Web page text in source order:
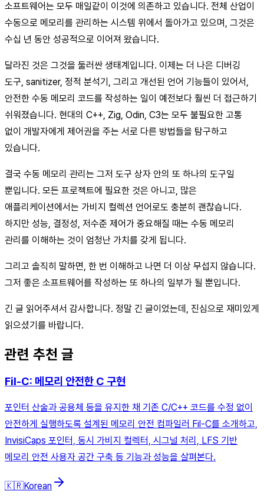
소프트웨어는 모두 매일같이 이것에 의존하고 있습니다. 전체 산업이
수동으로 메모리를 관리하는 시스템 위에서 돌아가고 있으며, 그것은
수십 년 동안 성공적으로 이어져 왔습니다.
달라진 것은 그것을 둘러싼 생태계입니다. 이제는 더 나은 디버깅
도구, sanitizer, 정적 분석기, 그리고 개선된 언어 기능들이 있어서,
안전한 수동 메모리 코드를 작성하는 일이 예전보다 훨씬 더 접근하기
쉬워졌습니다. 현대의 C++, Zig, Odin, C3는 모두 불필요한 고통
없이 개발자에게 제어권을 주는 서로 다른 방법들을 탐구하고
있습니다.
결국 수동 메모리 관리는 그저 도구 상자 안의 또 하나의 도구일
뿐입니다. 모든 프로젝트에 필요한 것은 아니고, 많은
애플리케이션에서는 가비지 컬렉션 언어로도 충분히 괜찮습니다.
하지만 성능, 결정성, 저수준 제어가 중요해질 때는 수동 메모리
관리를 이해하는 것이 엄청난 가치를 갖게 됩니다.
그리고 솔직히 말하면, 한 번 이해하고 나면 더 이상 무섭지 않습니다.
그저 좋은 소프트웨어를 작성하는 또 하나의 일부가 될 뿐입니다.
긴 글 읽어주셔서 감사합니다. 정말 긴 글이었는데, 진심으로 재미있게
읽으셨기를 바랍니다.
관련 추천 글
Fil-C: 메모리 안전한 C 구현
포인터 산술과 공용체 등을 유지한 채 기존 C/C++ 코드를 수정 없이
안전하게 실행하도록 설계된 메모리 안전 컴파일러 Fil-C를 소개하고,
InvisiCaps 포인터, 동시 가비지 컬렉터, 시그널 처리, LFS 기반
메모리 안전 사용자 공간 구축 등 기능과 성능을 살펴본다.
🇰🇷Korean